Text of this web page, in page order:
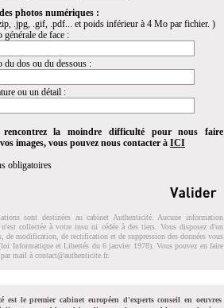
photos numériques :
.jpg, .gif, .pdf... et poids inférieur à 4 Mo par fichier. )
générale de face :
du dos ou du dessous :
ou un détail :
la moindre difficulté pour nous faire
images, vous pouvez nous contacter à ICI
obligatoires
sont destinées au cabinet Authenticité. Aucune information
n'est collectée à votre insu ni cédée à des tiers. Vous disposez d'un
de modification, de rectification et de suppression des données vous
Informatique et Libertés du 6 janvier 1978). Vous pouvez en faire
mail à contact@authenticite.fr.
est le premier cabinet européen d'experts conseil en oeuvres